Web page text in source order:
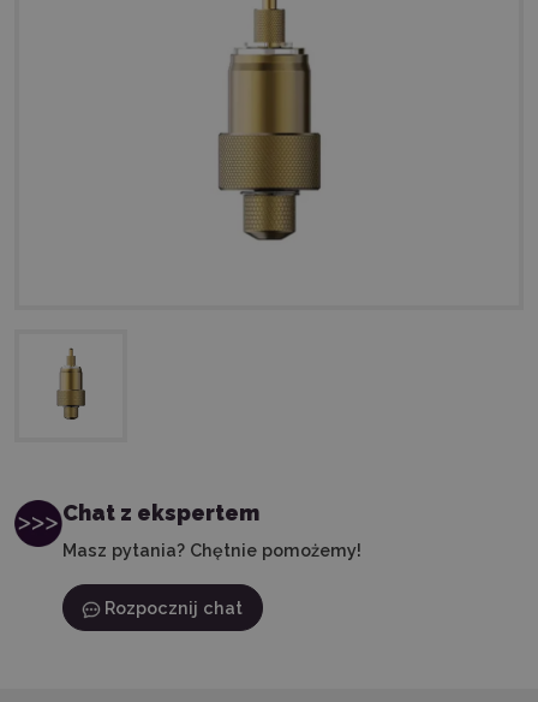
Chat z ekspertem
Masz pytania? Chętnie pomożemy!
Rozpocznij chat